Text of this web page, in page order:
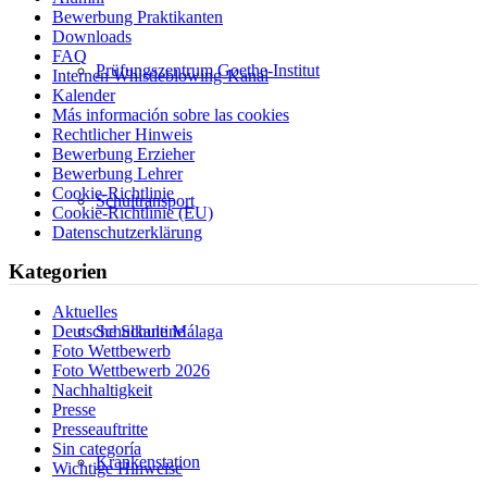
Prüfungszentrum Goethe-Institut
Schultransport
Schulkantine
Krankenstation
Bewerbung Praktikanten
Downloads
FAQ
Internen Whistleblowing-Kanal
Kalender
Más información sobre las cookies
Rechtlicher Hinweis
Bewerbung Erzieher
Bewerbung Lehrer
Cookie-Richtlinie
Cookie-Richtlinie (EU)
Datenschutzerklärung
Kategorien
Aktuelles
Deutsche Schule Málaga
Foto Wettbewerb
Foto Wettbewerb 2026
Nachhaltigkeit
Presse
Presseauftritte
Sin categoría
Wichtige Hinweise